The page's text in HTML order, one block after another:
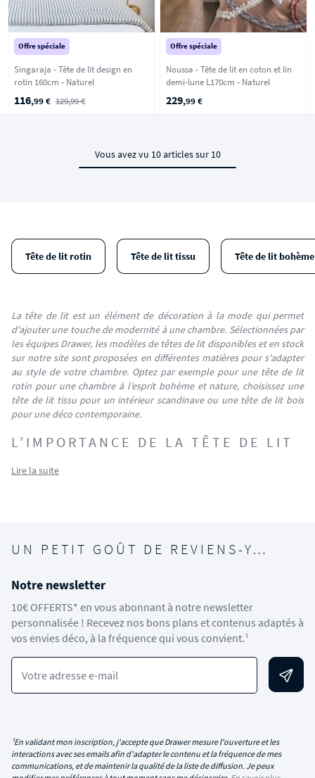
Offre spéciale
Singaraja - Tête de lit design en
rotin 160cm - Naturel
116,99 € 129,99 €
Offre spéciale
Noussa - Tête de lit en coton et lin
demi-lune L170cm - Naturel
229,99 €
Vous avez vu 10 articles sur 10
Tête de lit rotin Tête de lit tissu Tête de lit bohème
La tête de lit est un élément de décoration à la mode qui permet
d'ajouter une touche de modernité à une chambre. Sélectionnées par
les équipes Drawer, les modèles de têtes de lit disponibles et en stock
sur notre site sont proposées en différentes matières pour s'adapter
au style de votre chambre. Optez par exemple pour une tête de lit
rotin pour une chambre à l’esprit bohème et nature, choisissez une
tête de lit tissu pour un intérieur scandinave ou une tête de lit bois
pour une déco contemporaine.
L’IMPORTANCE DE LA TÊTE DE LIT
Lire la suite
UN PETIT GOÛT DE REVIENS-Y…
Notre newsletter
10€ OFFERTS* en vous abonnant à notre newsletter
personnalisée ! Recevez nos bons plans et contenus adaptés à
vos envies déco, à la fréquence qui vous convient.¹
Votre adresse e-mail
¹En validant mon inscription, j'accepte que Drawer mesure l'ouverture et les
interactions avec ses emails afin d'adapter le contenu et la fréquence de mes
communications, et de maintenir la qualité de la liste de diffusion. Je peux